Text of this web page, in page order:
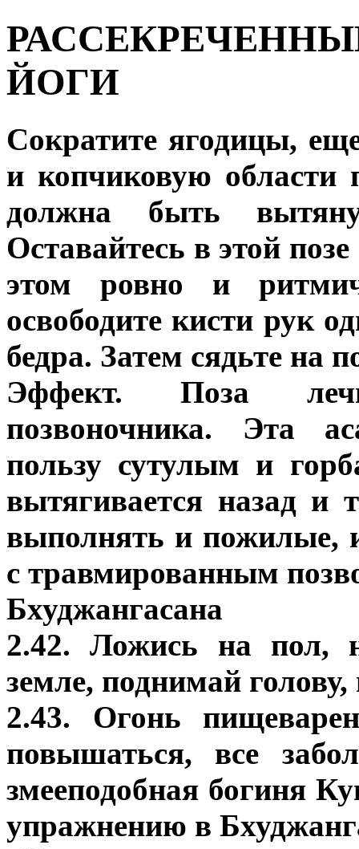
ЙОГИ
Сократите ягодицы,
и копчиковую области
должна быть
Оставайтесь в этой
этом ровно и
освободите кисти рук
бедра. Затем сядьте на
Эффект. Поза
позвоночника. Эта
пользу сутулым и
вытягивается назад и
выполнять и пожилые,
с травмированным
Бхуджангасана
2.42. Ложись на пол,
земле, поднимай голову,
2.43. Огонь
повышаться, все
змееподобная богиня
упражнению в